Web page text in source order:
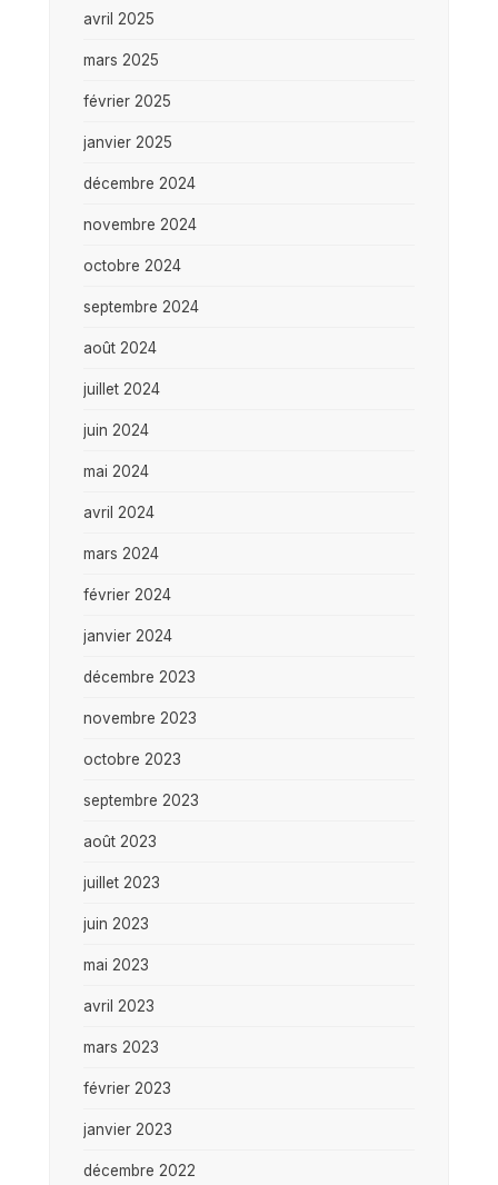
avril 2025
mars 2025
février 2025
janvier 2025
décembre 2024
novembre 2024
octobre 2024
septembre 2024
août 2024
juillet 2024
juin 2024
mai 2024
avril 2024
mars 2024
février 2024
janvier 2024
décembre 2023
novembre 2023
octobre 2023
septembre 2023
août 2023
juillet 2023
juin 2023
mai 2023
avril 2023
mars 2023
février 2023
janvier 2023
décembre 2022